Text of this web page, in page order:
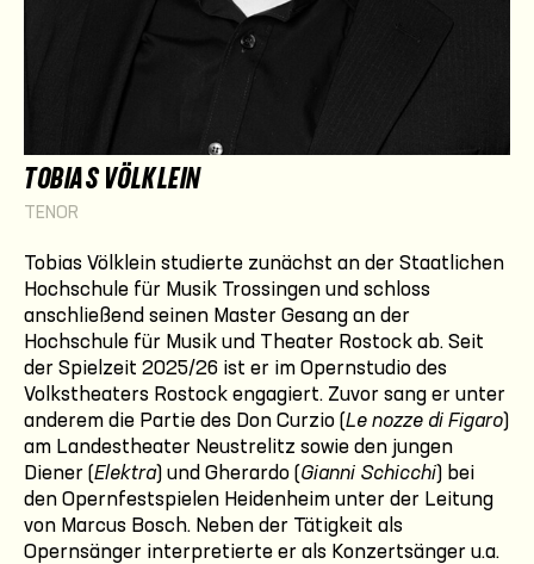
TOBIAS VÖLKLEIN
TENOR
Tobias Völklein studierte zunächst an der Staatlichen
Hochschule für Musik Trossingen und schloss
anschließend seinen Master Gesang an der
Hochschule für Musik und Theater Rostock ab. Seit
der Spielzeit 2025/26 ist er im Opernstudio des
Volkstheaters Rostock engagiert. Zuvor sang er unter
anderem die Partie des Don Curzio (Le nozze di Figaro)
am Landestheater Neustrelitz sowie den jungen
Diener (Elektra) und Gherardo (Gianni Schicchi) bei
den Opernfestspielen Heidenheim unter der Leitung
von Marcus Bosch. Neben der Tätigkeit als
Opernsänger interpretierte er als Konzertsänger u.a.